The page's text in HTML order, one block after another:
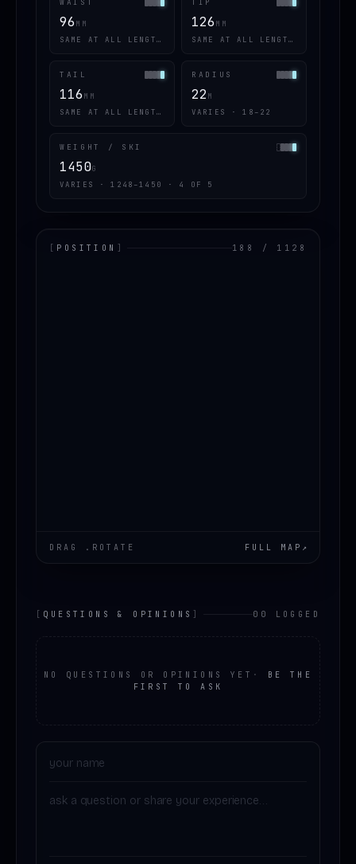
96 MM
SAME AT ALL LENGTHS
126 MM
SAME AT ALL LENGTHS
TAIL
116 MM
SAME AT ALL LENGTHS
RADIUS
22 M
VARIES · 18–22
WEIGHT / SKI
1450G
VARIES · 1248–1450 · 4 OF 5
[ POSITION ] 188 / 1128
DRAG .ROTATE FULL MAP ↗
[ QUESTIONS & OPINIONS ] 00 LOGGED
NO QUESTIONS OR OPINIONS YET ·
BE THE
FIRST TO ASK